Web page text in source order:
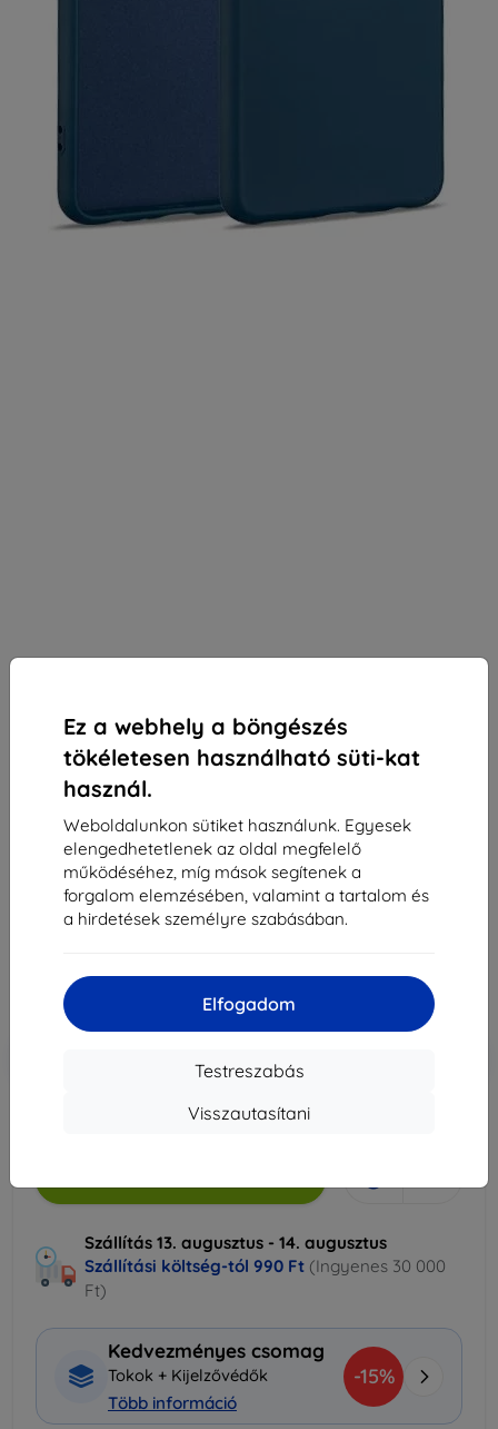
Ez a webhely a böngészés
tökéletesen használható süti-kat
használ.
Weboldalunkon sütiket használunk. Egyesek
elengedhetetlenek az oldal megfelelő
működéséhez, míg mások segítenek a
forgalom elemzésében, valamint a tartalom és
a hirdetések személyre szabásában.
Elfogadom
Testreszabás
Visszautasítani
Beline szilikon tok iPhone 11 Pro készülékhez, kék
Alkalmas: Apple iPhone 11 Pro
Leírás és specifikáció
2 890 Ft
2 601 Ft
Ár ÁFA nelkül
Szállítás 13. augusztus - 14. augusztus
Szállítási költség-tól 990 Ft (Ingyenes 30 000
Ft)
Kedvezményes csomag
Tokok + Kijelzővédők
Több információ
-15%